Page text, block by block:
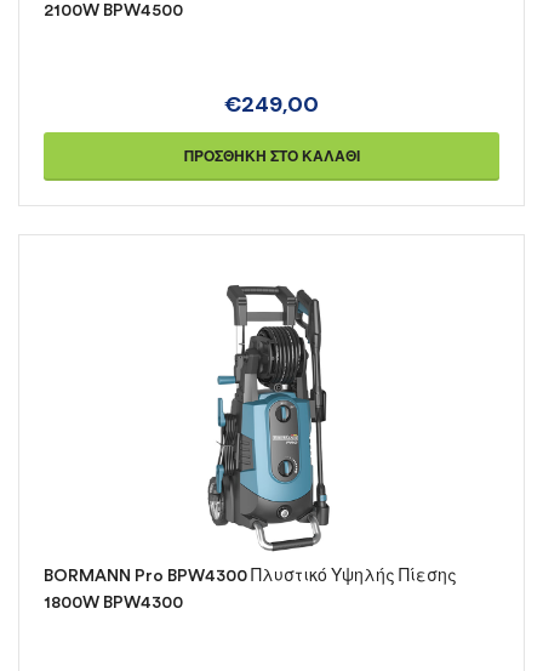
2100W BPW4500
€249,00
ΠΡΟΣΘΉΚΗ ΣΤΟ ΚΑΛΆΘΙ
BORMANN Pro BPW4300 Πλυστικό Υψηλής Πίεσης
1800W BPW4300